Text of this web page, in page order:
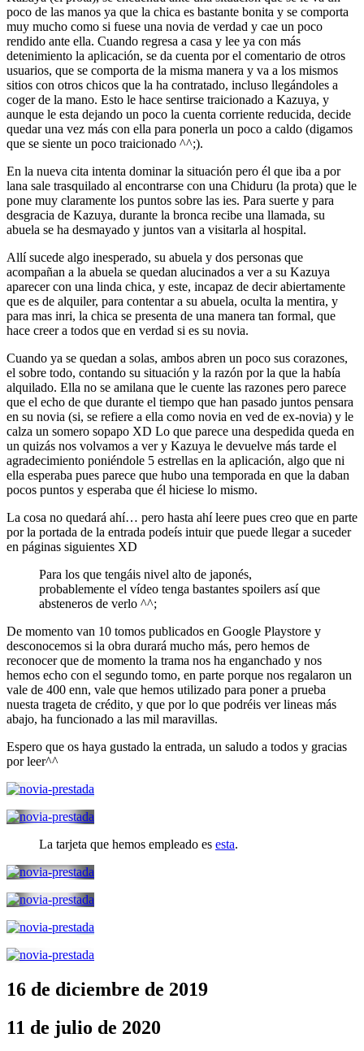
poco de las manos ya que la chica es bastante bonita y se comporta
muy mucho como si fuese una novia de verdad y cae un poco
rendido ante ella. Cuando regresa a casa y lee ya con más
detenimiento la aplicación, se da cuenta por el comentario de otros
usuarios, que se comporta de la misma manera y va a los mismos
sitios con otros chicos que la ha contratado, incluso llegándoles a
coger de la mano. Esto le hace sentirse traicionado a Kazuya, y
aunque le esta dejando un poco la cuenta corriente reducida, decide
quedar una vez más con ella para ponerla un poco a caldo (digamos
que se siente un poco traicionado ^^;).
En la nueva cita intenta dominar la situación pero él que iba a por
lana sale trasquilado al encontrarse con una Chiduru (la prota) que le
pone muy claramente los puntos sobre las ies. Para suerte y para
desgracia de Kazuya, durante la bronca recibe una llamada, su
abuela se ha desmayado y juntos van a visitarla al hospital.
Allí sucede algo inesperado, su abuela y dos personas que
acompañan a la abuela se quedan alucinados a ver a su Kazuya
aparecer con una linda chica, y este, incapaz de decir abiertamente
que es de alquiler, para contentar a su abuela, oculta la mentira, y
para mas inri, la chica se presenta de una manera tan formal, que
hace creer a todos que en verdad si es su novia.
Cuando ya se quedan a solas, ambos abren un poco sus corazones,
el sobre todo, contando su situación y la razón por la que la había
alquilado. Ella no se amilana que le cuente las razones pero parece
que el echo de que durante el tiempo que han pasado juntos pensara
en su novia (si, se refiere a ella como novia en ved de ex-novia) y le
calza un somero sopapo XD Lo que parece una despedida queda en
un quizás nos volvamos a ver y Kazuya le devuelve más tarde el
agradecimiento poniéndole 5 estrellas en la aplicación, algo que ni
ella esperaba pues parece que hubo una temporada en que la daban
pocos puntos y esperaba que él hiciese lo mismo.
La cosa no quedará ahí… pero hasta ahí leere pues creo que en parte
por la portada de la entrada podeís intuir que puede llegar a suceder
en páginas siguientes XD
Para los que tengáis nivel alto de japonés,
probablemente el vídeo tenga bastantes spoilers así que
absteneros de verlo ^^;
De momento van 10 tomos publicados en Google Playstore y
desconocemos si la obra durará mucho más, pero hemos de
reconocer que de momento la trama nos ha enganchado y nos
hemos echo con el segundo tomo, en parte porque nos regalaron un
vale de 400 enn, vale que hemos utilizado para poner a prueba
nuesta trageta de crédito, y que por lo que podréis ver lineas más
abajo, ha funcionado a las mil maravillas.
Espero que os haya gustado la entrada, un saludo a todos y gracias
por leer^^
La tarjeta que hemos empleado es esta.
16 de diciembre de 2019
11 de julio de 2020